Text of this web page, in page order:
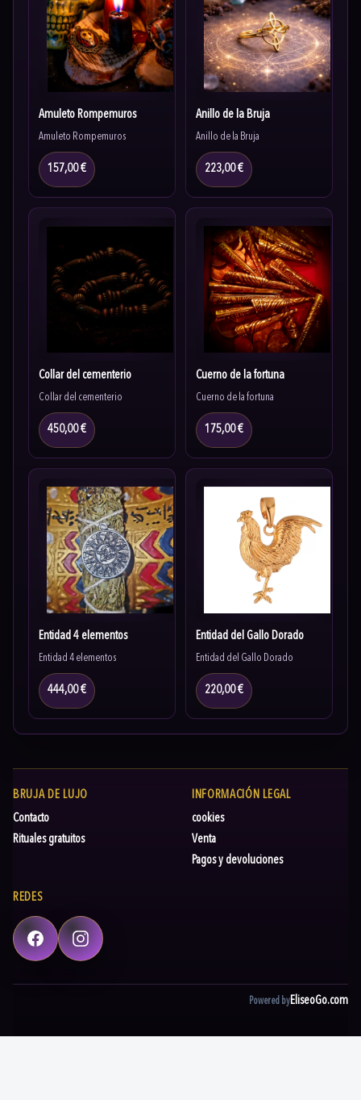
Amuleto Rompemuros
Amuleto Rompemuros
157,00 €
Anillo de la Bruja
Anillo de la Bruja
223,00 €
Collar del cementerio
Collar del cementerio
450,00 €
Cuerno de la fortuna
Cuerno de la fortuna
175,00 €
Entidad 4 elementos
Entidad 4 elementos
444,00 €
Entidad del Gallo Dorado
Entidad del Gallo Dorado
220,00 €
BRUJA DE LUJO
Contacto
Rituales gratuitos
INFORMACIÓN LEGAL
cookies
Venta
Pagos y devoluciones
REDES
Facebook Instagram
Powered byEliseoGo.com